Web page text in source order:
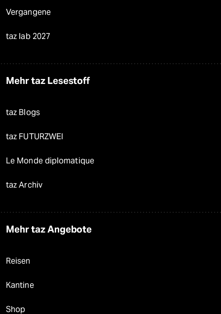
Vergangene
taz lab 2027
Mehr taz Lesestoff
taz Blogs
taz FUTURZWEI
Le Monde diplomatique
taz Archiv
Mehr taz Angebote
Reisen
Kantine
Shop